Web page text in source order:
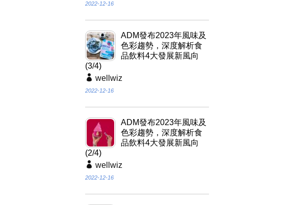
2022-12-16
ADM發布2023年風味及
色彩趨勢，深度解析食
品飲料4大發展新風向
(3/4)
wellwiz
2022-12-16
ADM發布2023年風味及
色彩趨勢，深度解析食
品飲料4大發展新風向
(2/4)
wellwiz
2022-12-16